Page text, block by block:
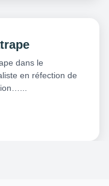
dans le
en réfection de